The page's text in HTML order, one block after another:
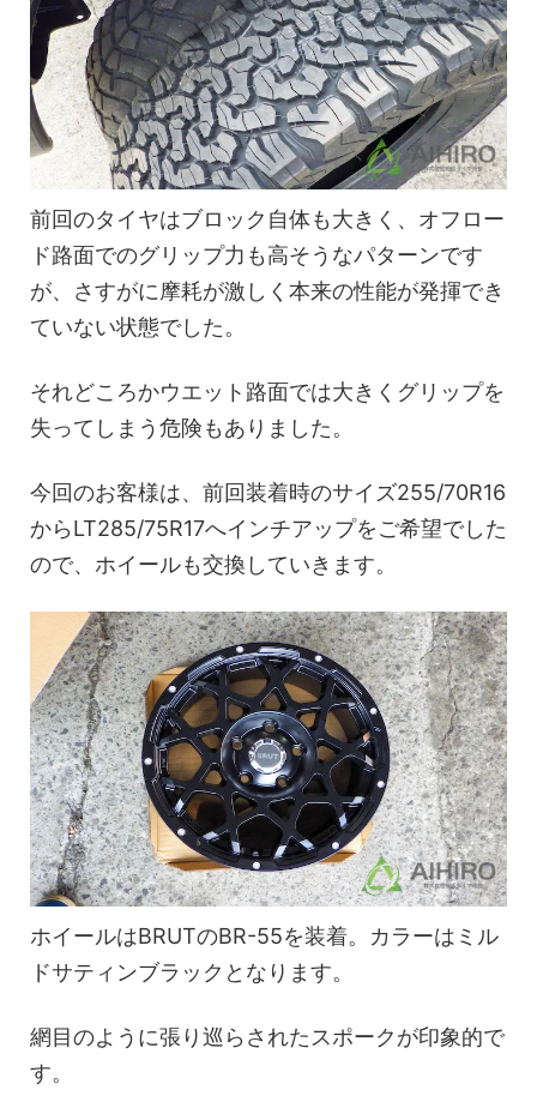
前回のタイヤはブロック自体も大きく、オフロー
ド路面でのグリップ力も高そうなパターンです
が、さすがに摩耗が激しく本来の性能が発揮でき
ていない状態でした。
それどころかウエット路面では大きくグリップを
失ってしまう危険もありました。
今回のお客様は、前回装着時のサイズ255/70R16
からLT285/75R17へインチアップをご希望でした
ので、ホイールも交換していきます。
ホイールはBRUTのBR-55を装着。カラーはミル
ドサティンブラックとなります。
網目のように張り巡らされたスポークが印象的で
す。